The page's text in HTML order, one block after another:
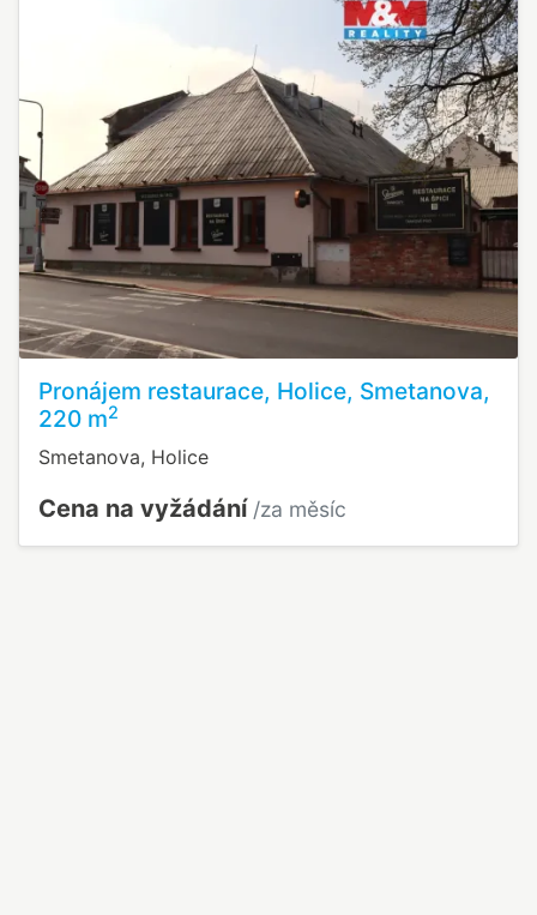
Pronájem restaurace, Holice, Smetanova,
220 m2
Smetanova, Holice
Cena na vyžádání /za měsíc